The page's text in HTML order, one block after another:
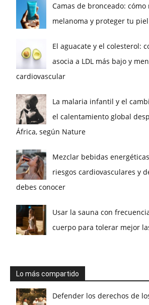
Camas de bronceado:
melanoma y proteger tu piel
El aguacate y el colesterol:
asocia a LDL más bajo y
cardiovascular
La malaria infantil y el
el calentamiento global
África, según Nature
Mezclar bebidas
riesgos cardiovasculares y
debes conocer
Usar la sauna con
cuerpo para tolerar mejor
Lo más compartido
Defender los derechos de